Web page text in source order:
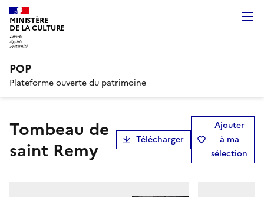
MINISTÈRE
DE LA CULTURE
POP
Plateforme ouverte du patrimoine
tombeau de
saint Remy
Télécharger
Ajouter
à ma
sélection